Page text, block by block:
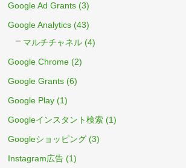
Google Ad Grants (3)
Google Analytics (43)
マルチチャネル (4)
Google Chrome (2)
Google Grants (6)
Google Play (1)
Googleインスタント検索 (1)
Googleショッピング (3)
Instagram広告 (1)